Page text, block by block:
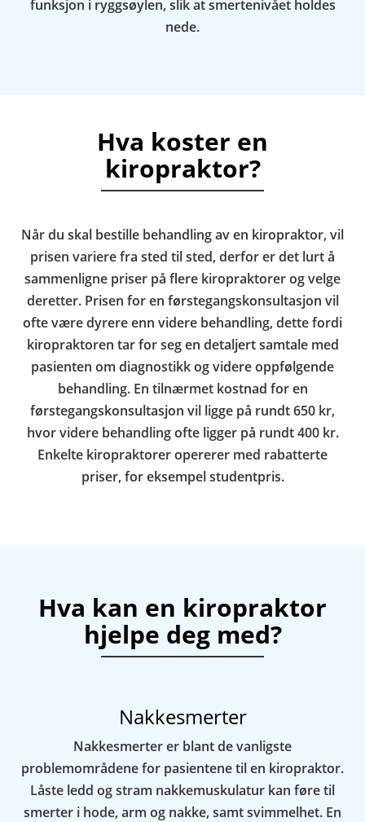
funksjon i ryggsøylen, slik at smertenivået holdes
nede.
Hva koster en
kiropraktor?
Når du skal bestille behandling av en kiropraktor, vil
prisen variere fra sted til sted, derfor er det lurt å
sammenligne priser på flere kiropraktorer og velge
deretter. Prisen for en førstegangskonsultasjon vil
ofte være dyrere enn videre behandling, dette fordi
kiropraktoren tar for seg en detaljert samtale med
pasienten om diagnostikk og videre oppfølgende
behandling. En tilnærmet kostnad for en
førstegangskonsultasjon vil ligge på rundt 650 kr,
hvor videre behandling ofte ligger på rundt 400 kr.
Enkelte kiropraktorer opererer med rabatterte
priser, for eksempel studentpris.
Hva kan en kiropraktor
hjelpe deg med?
Nakkesmerter
Nakkesmerter er blant de vanligste
problemområdene for pasientene til en kiropraktor.
Låste ledd og stram nakkemuskulatur kan føre til
smerter i hode, arm og nakke, samt svimmelhet. En